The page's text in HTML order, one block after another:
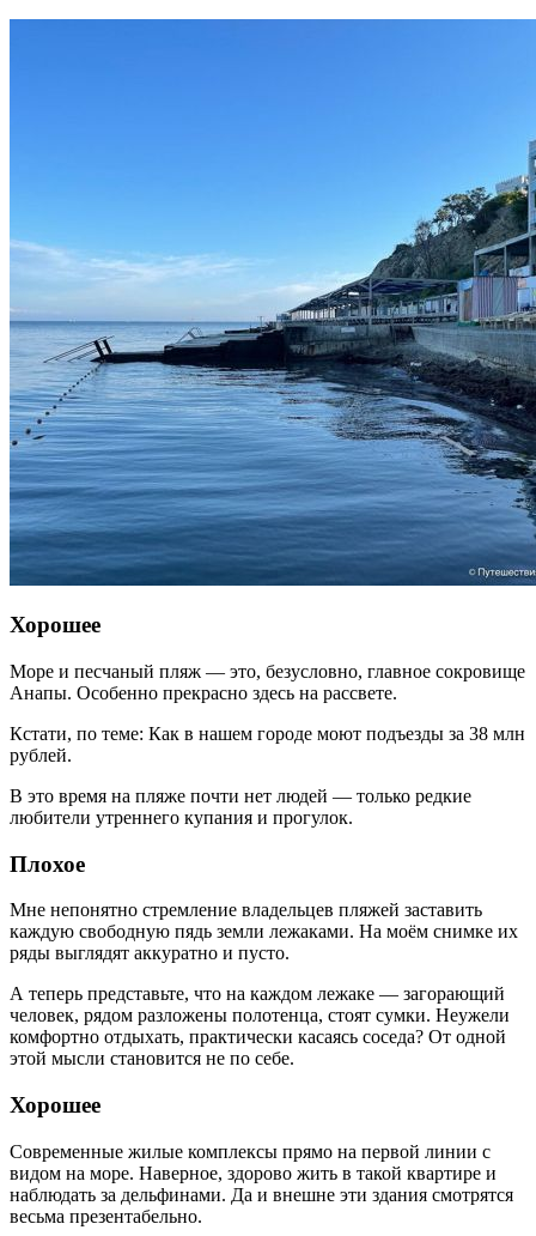
Хорошее
Море и песчаный пляж — это, безусловно, главное сокровище
Анапы. Особенно прекрасно здесь на рассвете.
Кстати, по теме: Как в нашем городе моют подъезды за 38 млн
рублей.
В это время на пляже почти нет людей — только редкие
любители утреннего купания и прогулок.
Плохое
Мне непонятно стремление владельцев пляжей заставить
каждую свободную пядь земли лежаками. На моём снимке их
ряды выглядят аккуратно и пусто.
А теперь представьте, что на каждом лежаке — загорающий
человек, рядом разложены полотенца, стоят сумки. Неужели
комфортно отдыхать, практически касаясь соседа? От одной
этой мысли становится не по себе.
Хорошее
Современные жилые комплексы прямо на первой линии с
видом на море. Наверное, здорово жить в такой квартире и
наблюдать за дельфинами. Да и внешне эти здания смотрятся
весьма презентабельно.